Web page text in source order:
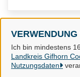
Ich bin mindestens
Landkreis Gifhorn
Nutzungsdaten
Landkreis
Alle Rechte